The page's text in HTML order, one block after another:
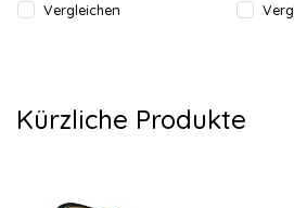
Vergleichen
Kürzliche Produkte